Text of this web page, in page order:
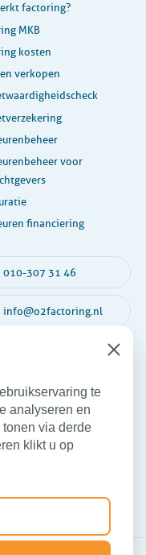
factoring?
MKB
kosten
verkopen
voor
financiering
010-307 31 46
info@o2factoring.nl
te
analyseren en
via derde
klikt u op
Close